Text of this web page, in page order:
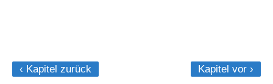
‹ Kapitel zurück
Kapitel vor ›